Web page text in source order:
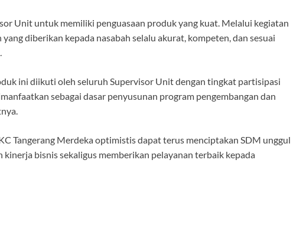
Unit untuk memiliki penguasaan produk yang kuat. Melalui kegiatan
diberikan kepada nasabah selalu akurat, kompeten, dan sesuai
ini diikuti oleh seluruh Supervisor Unit dengan tingkat partisipasi
sebagai dasar penyusunan program pengembangan dan
Tangerang Merdeka optimistis dapat terus menciptakan SDM unggul
kinerja bisnis sekaligus memberikan pelayanan terbaik kepada